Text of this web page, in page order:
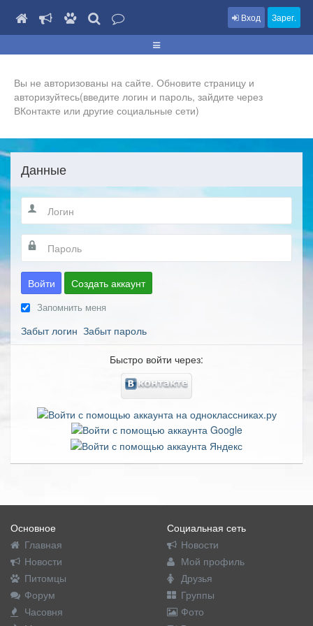
Вход Зарег.
Вы не авторизованы на сайте. Обновите страницу и
авторизуйтесь(введите логин и пароль, зайдите через
ВКонтакте или другие социальные сети)
Данные
Войти Создать аккаунт
Запомнить меня
Забыт логин Забыт пароль
Быстро войти через:
Основное
Главная
Новости
Питомцы
Форум
Часовня
Социальная сеть
Новости
Мой профиль
Друзья
Группы
Фото